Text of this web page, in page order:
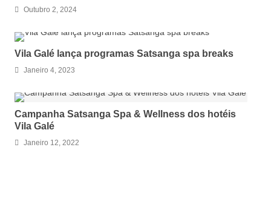
Outubro 2, 2024
Vila Galé lança programas Satsanga spa breaks
Janeiro 4, 2023
Campanha Satsanga Spa & Wellness dos hotéis
Vila Galé
Janeiro 12, 2022